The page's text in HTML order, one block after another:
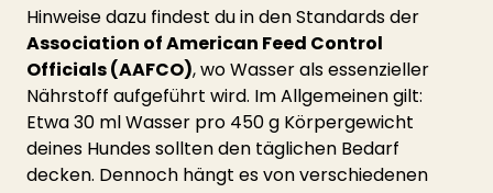
Hinweise dazu findest du in den Standards der
Association of American Feed Control
Officials (AAFCO), wo Wasser als essenzieller
Nährstoff aufgeführt wird. Im Allgemeinen gilt:
Etwa 30 ml Wasser pro 450 g Körpergewicht
deines Hundes sollten den täglichen Bedarf
decken. Dennoch hängt es von verschiedenen